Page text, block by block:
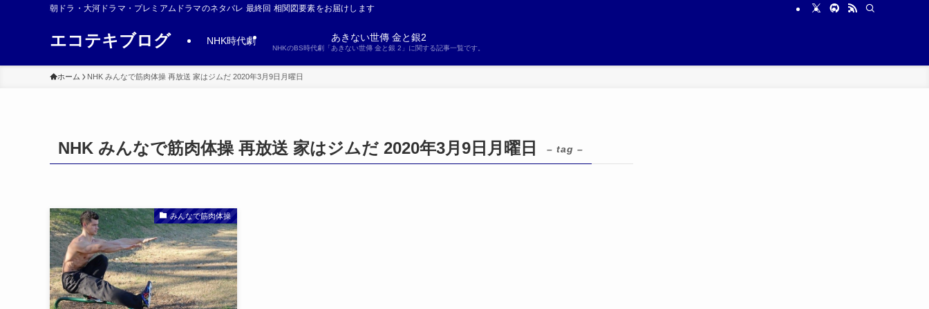
朝ドラ・大河ドラマ・プレミアムドラマのネタバレ 最終回 相関図要素をお届けします
エコテキブログ NHK時代劇 あきない世傳 金と銀2
NHKのBS時代劇「あきない世傳 金と銀 2」に関する記事一覧です。
ホーム NHK みんなで筋肉体操 再放送 家はジムだ 2020年3月9日月曜日
NHK みんなで筋肉体操 再放送 家はジムだ 2020年3月9日月曜日 – tag –
みんなで筋肉体操